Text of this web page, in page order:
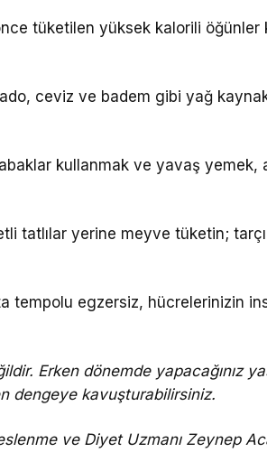
tüketilen yüksek kalorili öğünler
ceviz ve badem gibi yağ
kullanmak ve yavaş yemek,
tatlılar yerine meyve tüketin;
tempolu egzersiz, hücrelerinizin
Erken dönemde yapacağınız
dengeye kavuşturabilirsiniz.
ve Diyet Uzmanı Zeynep